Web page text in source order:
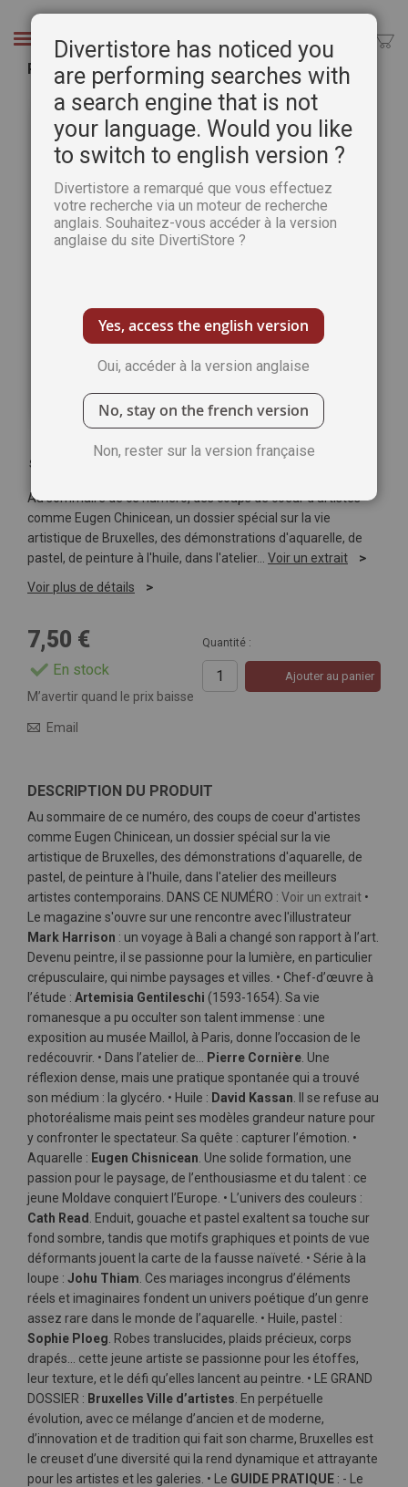
Chercher
Pratique des Arts n° 103
Passer
galerie
d’images
Soyez le premier à commenter ce produit
Au sommaire de ce numéro, des coups de coeur d'artistes
comme Eugen Chinicean, un dossier spécial sur la vie
artistique de Bruxelles, des démonstrations d'aquarelle, de
pastel, de peinture à l'huile, dans l'atelier… Voir un extrait
Voir plus de détails
7,50 €
En stock
Quantité :
Ajouter au panier
M’avertir quand le prix baisse
Email
DESCRIPTION DU PRODUIT
Au sommaire de ce numéro, des coups de coeur d'artistes
comme Eugen Chinicean, un dossier spécial sur la vie
artistique de Bruxelles, des démonstrations d'aquarelle, de
pastel, de peinture à l'huile, dans l'atelier des meilleurs
artistes contemporains. DANS CE NUMÉRO : Voir un extrait •
Le magazine s'ouvre sur une rencontre avec l'illustrateur
Mark Harrison : un voyage à Bali a changé son rapport à l’art.
Devenu peintre, il se passionne pour la lumière, en particulier
crépusculaire, qui nimbe paysages et villes. • Chef-d’œuvre à
l’étude : Artemisia Gentileschi (1593-1654). Sa vie
romanesque a pu occulter son talent immense : une
exposition au musée Maillol, à Paris, donne l’occasion de le
redécouvrir. • Dans l’atelier de…
Pierre Cornière . Une
réflexion dense, mais une pratique spontanée qui a trouvé
son médium : la glycéro. • Huile : David Kassan . Il se refuse au
photoréalisme mais peint ses modèles grandeur nature pour
y confronter le spectateur. Sa quête : capturer l’émotion. •
Aquarelle : Eugen Chisnicean . Une solide formation, une
passion pour le paysage, de l’enthousiasme et du talent : ce
jeune Moldave conquiert l’Europe. • L’univers des couleurs :
Cath Read
. Enduit, gouache et pastel exaltent sa touche sur
fond sombre, tandis que motifs graphiques et points de vue
déformants jouent la carte de la fausse naïveté. • Série à la
loupe : Johu Thiam . Ces mariages incongrus d’éléments
réels et imaginaires fondent un univers poétique d’un genre
assez rare dans le monde de l’aquarelle. • Huile, pastel :
Sophie Ploeg . Robes translucides, plaids précieux, corps
drapés… cette jeune artiste se passionne pour les étoffes,
leur texture, et le défi qu’elles lancent au peintre. • LE GRAND
DOSSIER : Bruxelles Ville d’artistes . En perpétuelle
évolution, avec ce mélange d’ancien et de moderne,
d’innovation et de tradition qui fait son charme, Bruxelles est
le creuset d’une diversité qui la rend dynamique et attrayante
pour les artistes et les galeries. • Le GUIDE PRATIQUE : - Le
Divertistore has noticed you
are performing searches with
a search engine that is not
your language. Would you like
to switch to english version ?
Divertistore a remarqué que vous effectuez
votre recherche via un moteur de recherche
anglais. Souhaitez-vous accéder à la version
anglaise du site DivertiStore ?
Yes, access the english version
Oui, accéder à la version anglaise
No, stay on the french version
Non, rester sur la version française